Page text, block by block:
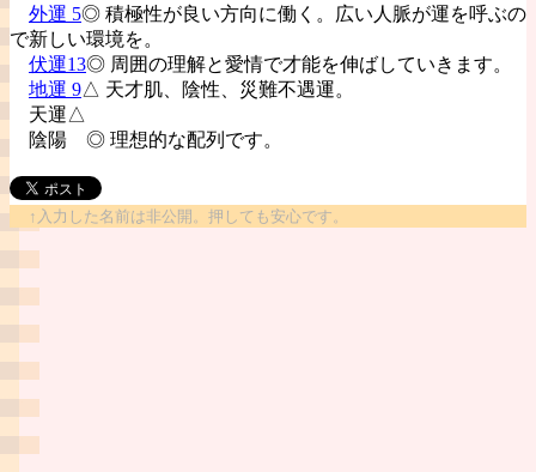
外運 5◎ 積極性が良い方向に働く。広い人脈が運を呼ぶの
で新しい環境を。
伏運13◎ 周囲の理解と愛情で才能を伸ばしていきます。
地運 9△ 天才肌、陰性、災難不遇運。
天運△
陰陽 ◎ 理想的な配列です。
↑入力した名前は非公開。押しても安心です。